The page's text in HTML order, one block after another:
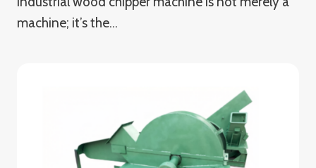
machine; it’s the…